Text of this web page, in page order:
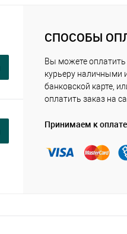
СПОСОБЫ
Вы можете оплатить
курьеру наличными
банковской карте,
оплатить заказ на
Принимаем к оплате